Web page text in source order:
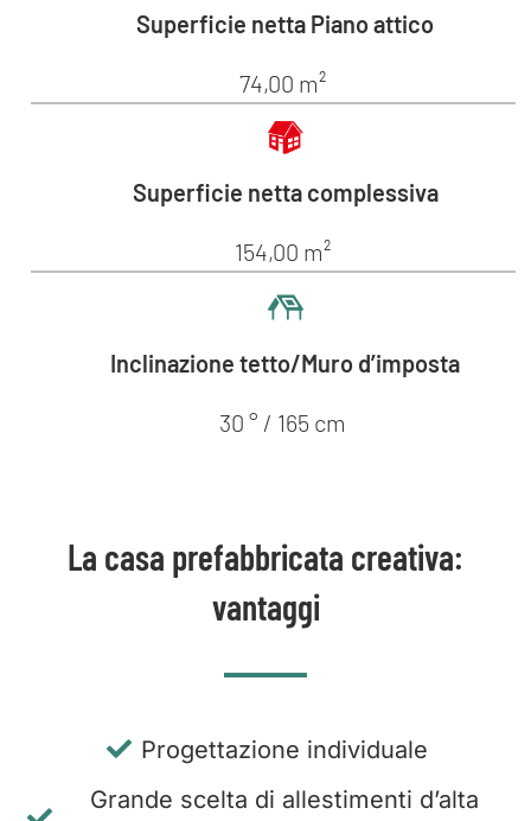
Superficie netta Piano attico
74,00 m²
Superficie netta complessiva
154,00 m²
Inclinazione tetto/Muro d’imposta
30 ° / 165 cm
La casa prefabbricata creativa:
vantaggi
Progettazione individuale
Grande scelta di allestimenti d’alta